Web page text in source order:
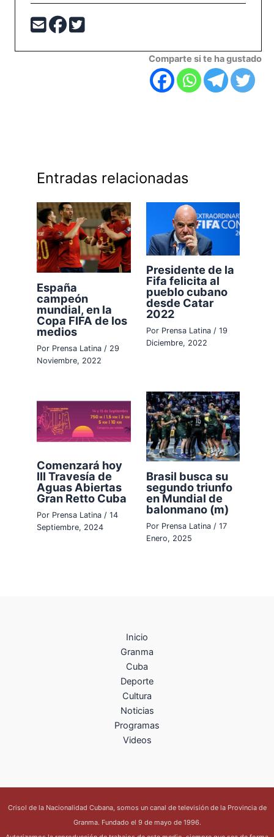
Comparte si te ha gustado
Entradas relacionadas
España
campeón
mundial, en la
Copa FIFA de los
medios
Por Prensa Latina / 29
Noviembre, 2022
Presidente de la
Fifa felicita al
pueblo cubano
desde Catar
2022
Por Prensa Latina / 19
Diciembre, 2022
Comenzará hoy
III Travesía de
Aguas Abiertas
Gran Retto Cuba
Por Prensa Latina/14
Septiembre, 2024
Brasil busca su
segundo triunfo
en Mundial de
balonmano (m)
Por Prensa Latina / 17
Enero, 2025
Inicio
Granma
Cuba
Deporte
Cultura
Noticias
Programas
Videos
Crisol de la Nacionalidad Cubana, somos un canal de televisión de la Provincia de
Granma. Fundado el 9 de mayo de 1996.